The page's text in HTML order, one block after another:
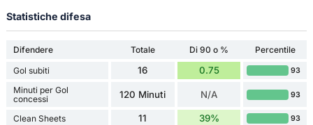
Statistiche difesa
Difendere Totale Di 90 o %
Percentile
Gol subiti
16 0.75 93
Minuti per Gol
concessi
120 Minuti N/A 93
Clean Sheets 11 39% 93